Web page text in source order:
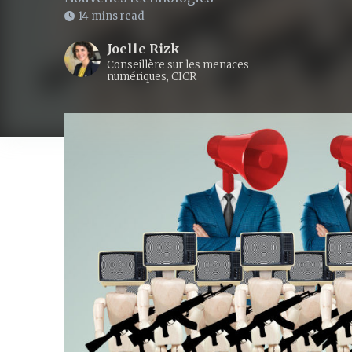
14 mins read
Joelle Rizk
Conseillère sur les menaces
numériques, CICR